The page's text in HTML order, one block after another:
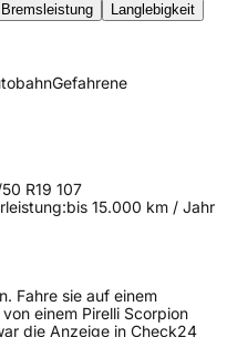
Bremsleistung Langlebigkeit
Gefahrene
R19 107
bis 15.000 km / Jahr
Fahre sie auf einem
einem Pirelli Scorpion
die Anzeige in Check24